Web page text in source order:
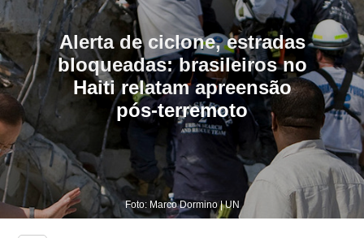
Alerta de ciclone, estradas
bloqueadas: brasileiros no
Haiti relatam apreensão
pós-terremoto
Foto: Marco Dormino | UN